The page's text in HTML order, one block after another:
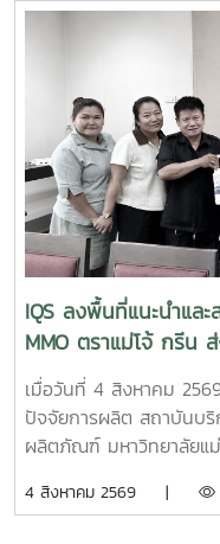
จังหวัดเชียงใหม่ เพื่อปร
คำปรึกษาแก่ผู้ประกอบก
จังหวัดใกล้เคียง ฝ่ายบริ
อำนวยการฝ่ายบริหารแ
พร้อมด้วยบุคลากร ได้แ
วิทยาศาสตร์ นางสาวธน
ธนาพร สอนหล้าวงศ์ เจ้า
ร่วมออกบูธแนะนำบริกา
มาตรฐานผลิตภัณฑ์ พร้อม
การพัฒนาผลิตภัณฑ์ การ
บริการผ่านระบบ BDS เ
การแข่งขันของผู้ประกอบ
ร่วมมือระหว่างหน่วยงาน
IQS ลงพื้นที่แนะนำแล
MMO ตราแม่โจ้ กรีน
สำหรับธุรกิจโรงแรม
เมื่อวันที่ 4 สิงหาคม
ปัจจัยการผลิต สถาบันบ
ผลิตภัณฑ์ มหาวิทยาลัยแ
และสาธิตแนวทางการใช้
4 สิงหาคม 2569 |